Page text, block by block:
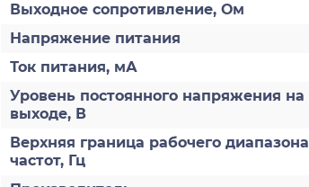
Выходное сопротивление, Ом
Напряжение питания
Ток питания, мА
Уровень постоянного напряжения на
выходе, В
Верхняя граница рабочего диапазона
частот, Гц